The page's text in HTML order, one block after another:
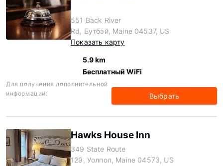
551 Back River
Rd, Бутбэй, Maine 04537, US
Показать карту
5.9 km
Бесплатный WiFi
Для получения дополнительной
информации:
Выбрать
Hawks House Inn
349 State Route
129, Уолпол, Maine 04573, US